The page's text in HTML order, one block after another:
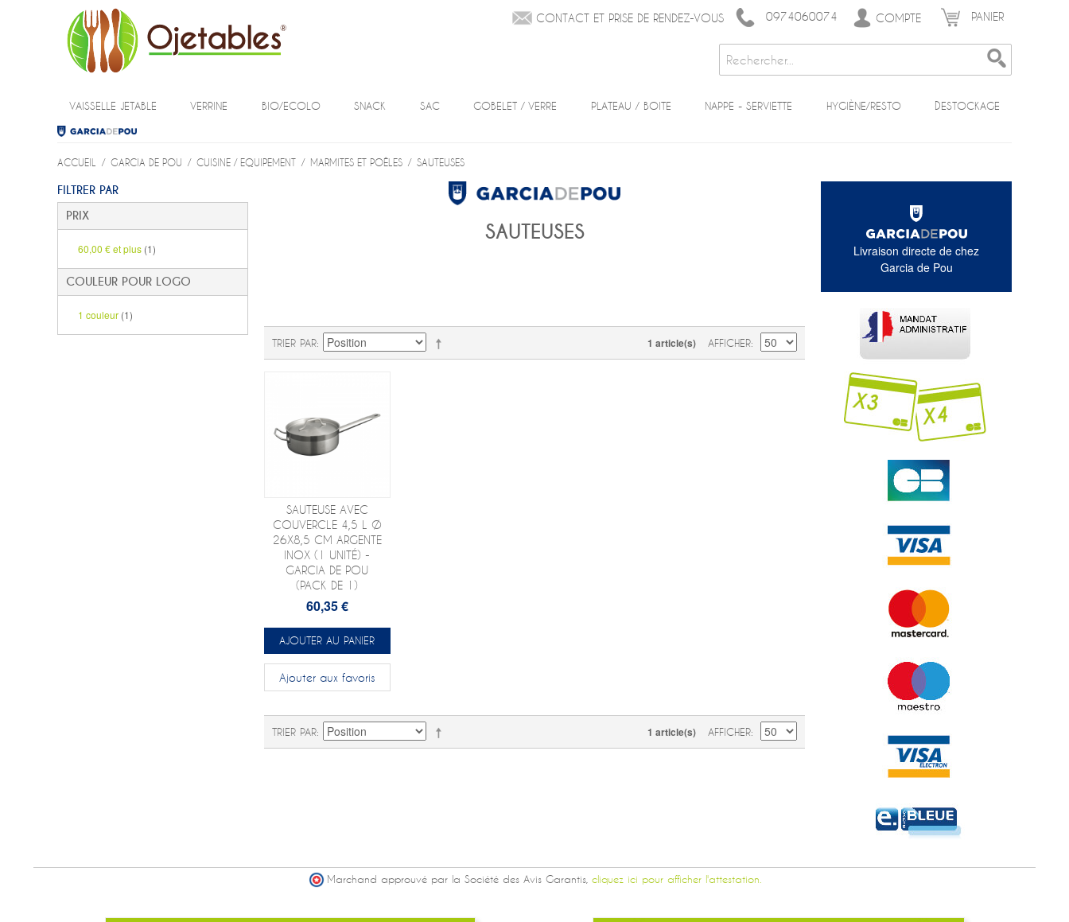
CONTACT ET PRISE DE RENDEZ-VOUS 0974060074 COMPTE PANIER
VAISSELLE JETABLE VERRINE BIO/ECOLO SNACK SAC GOBELET / VERRE PLATEAU / BOITE NAPPE - SERVIETTE HYGIÈNE/RESTO DESTOCKAGE
ACCUEIL / GARCIA DE POU / CUISINE / EQUIPEMENT / MARMITES ET POÊLES / SAUTEUSES
FILTRER PAR
PRIX
60,00 €et plus (1)
COULEUR POUR LOGO
1 couleur (1)
SAUTEUSES
TRIER PAR 1 article(s) AFFICHER
SAUTEUSE AVEC
COUVERCLE 4,5 L Ø
26X8,5 CM ARGENTE
INOX (1 UNITÉ) -
GARCIA DE POU
(PACK DE 1)
60,35 €
AJOUTER AU PANIER
Ajouter aux favoris
TRIER PAR 1 article(s) AFFICHER
Livraison directe de chez
Garcia de Pou
Marchand approuvé par la Société des Avis Garantis, cliquez ici pour afficher l'attestation.